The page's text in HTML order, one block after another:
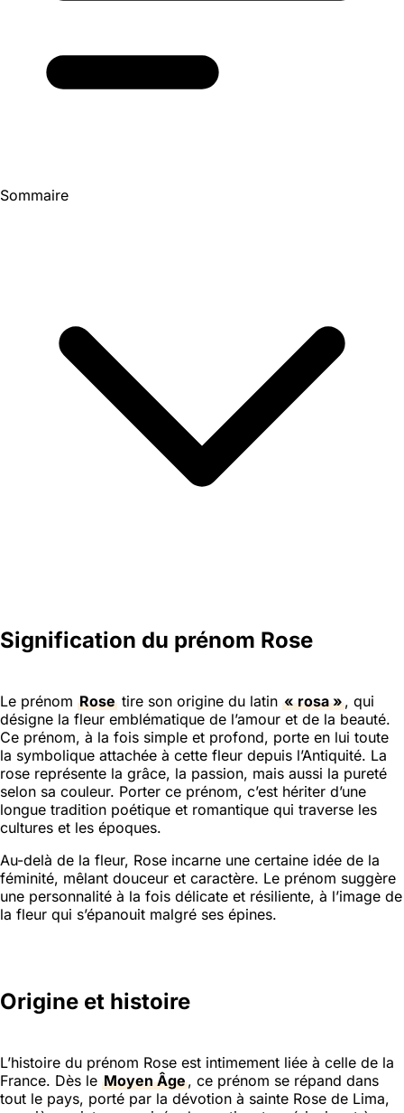
Sommaire
Signification du prénom Rose
Le prénom Rose tire son origine du latin « rosa », qui
désigne la fleur emblématique de l’amour et de la beauté.
Ce prénom, à la fois simple et profond, porte en lui toute
la symbolique attachée à cette fleur depuis l’Antiquité. La
rose représente la grâce, la passion, mais aussi la pureté
selon sa couleur. Porter ce prénom, c’est hériter d’une
longue tradition poétique et romantique qui traverse les
cultures et les époques.
Au-delà de la fleur, Rose incarne une certaine idée de la
féminité, mêlant douceur et caractère. Le prénom suggère
une personnalité à la fois délicate et résiliente, à l’image de
la fleur qui s’épanouit malgré ses épines.
Origine et histoire
L’histoire du prénom Rose est intimement liée à celle de la
France. Dès le Moyen Âge, ce prénom se répand dans
tout le pays, porté par la dévotion à sainte Rose de Lima,